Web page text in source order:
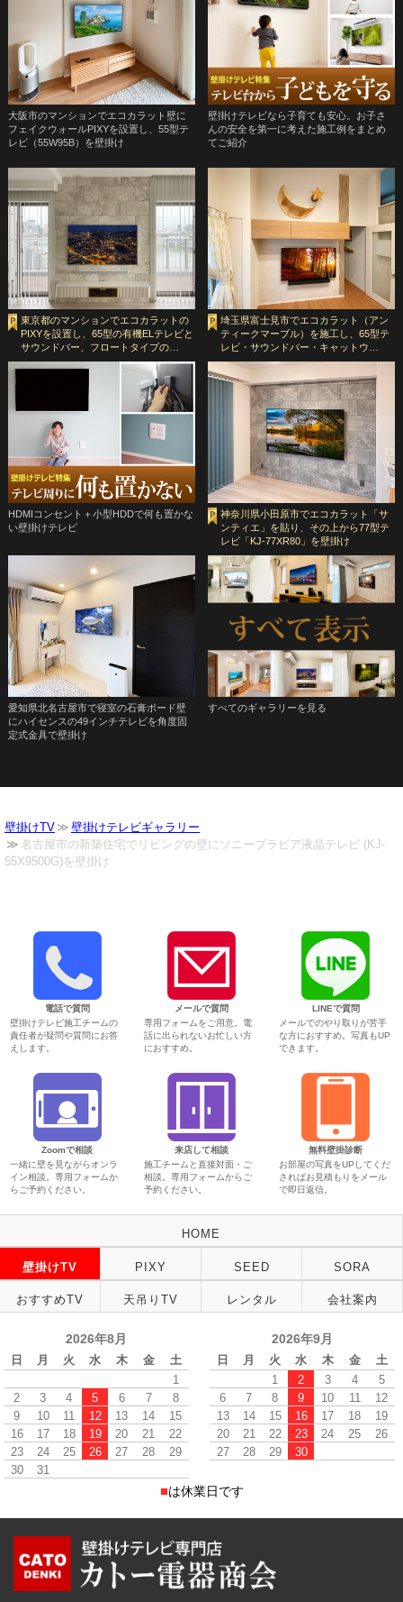
大阪市のマンションでエコカラット壁に
フェイクウォールPIXYを設置し、55型テ
レビ（55W95B）を壁掛け
壁掛けテレビなら子育ても安心。お子さ
んの安全を第一に考えた施工例をまとめ
てご紹介
東京都のマンションでエコカラットの
PIXYを設置し、65型の有機ELテレビと
サウンドバー、フロートタイプの…
埼玉県富士見市でエコカラット（アン
ティークマーブル）を施工し、65型テ
レビ・サウンドバー・キャットウ…
HDMIコンセント＋小型HDDで何も置かな
い壁掛けテレビ
神奈川県小田原市でエコカラット「サ
ンティエ」を貼り、その上から77型テ
レビ「KJ-77XR80」を壁掛け
愛知県北名古屋市で寝室の石膏ボード壁
にハイセンスの49インチテレビを角度固
定式金具で壁掛け
すべてのギャラリーを見る
壁掛けTV
壁掛けテレビギャラリー
名古屋市の新築住宅でリビングの壁にソニーブラビア液晶テレビ (KJ-
55X9500G)を壁掛け
電話で質問
壁掛けテレビ施工チームの
責任者が疑問や質問にお答
えします。
メールで質問
専用フォームをご用意。電
話に出られないお忙しい方
におすすめ。
LINEで質問
メールでのやり取りが苦手
な方におすすめ。写真もUP
できます。
Zoomで相談
一緒に壁を見ながらオンラ
イン相談。専用フォームか
らご予約ください。
来店して相談
施工チームと直接対面・ご
相談。専用フォームからご
予約ください。
無料壁掛診断
お部屋の写真をUPしてくだ
さればお見積もりをメール
で即日返信。
HOME
壁掛けTV PIXY SEED SORA
おすすめTV 天吊りTV レンタル 会社案内
2026年8月
日 月 火 水 木 金
土
1
2
3 4 5 6 7
8
9
10 11 12 13 14
15
16
17 18 19 20 21
22
23
24 25 26 27 28
29
30
31
2026年9月
日 月 火 水 木 金
土
1
2 3 4
5
6
7 8 9 10 11
12
13
14 15 16 17 18
19
20
21 22 23 24 25
26
27
28 29 30
■は休業日です